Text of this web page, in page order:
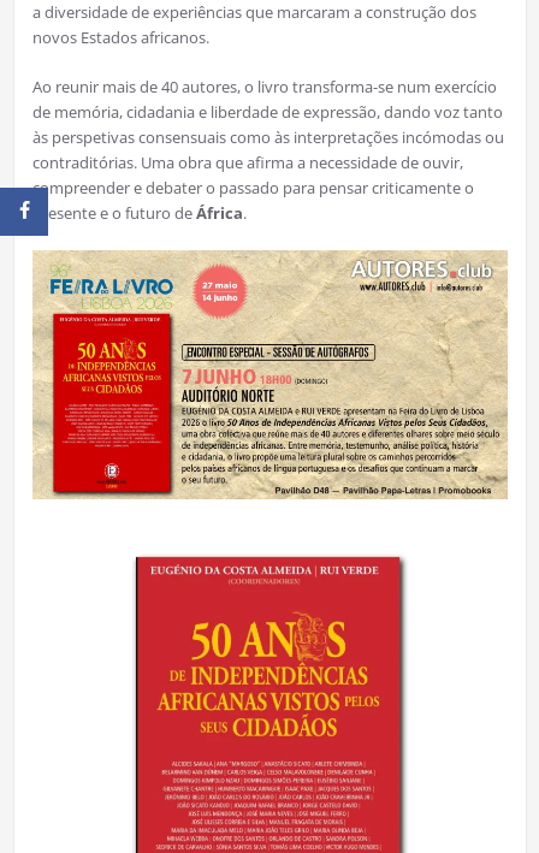
a diversidade de experiências que marcaram a construção dos
novos Estados africanos.
Ao reunir mais de 40 autores, o livro transforma-se num exercício
de memória, cidadania e liberdade de expressão, dando voz tanto
às perspetivas consensuais como às interpretações incómodas ou
contraditórias. Uma obra que afirma a necessidade de ouvir,
compreender e debater o passado para pensar criticamente o
presente e o futuro deÁfrica.